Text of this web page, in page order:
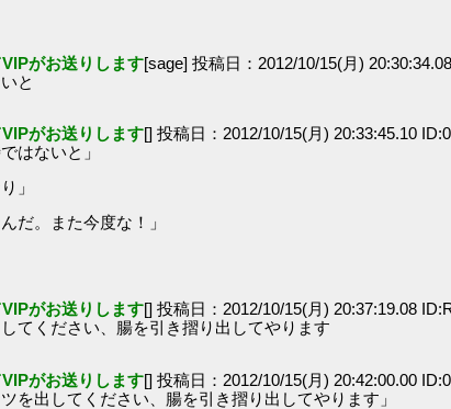
がお送りします[sage] 投稿日：2012/10/15(月)
と
がお送りします[] 投稿日：2012/10/15(月) 20:33:45.10
はないと」
」
だ。また今度な！」
がお送りします[] 投稿日：2012/10/15(月) 20:37:19.08
てください、腸を引き摺り出してやります
がお送りします[] 投稿日：2012/10/15(月) 20:42:00.00
を出してください、腸を引き摺り出してやります」